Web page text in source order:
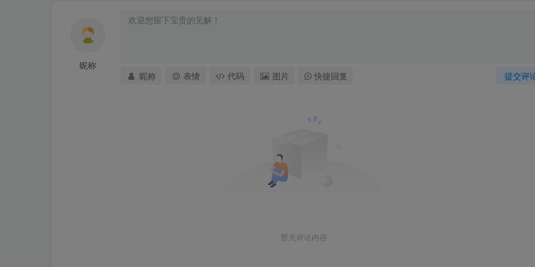
昵称
提交评
昵称 表情 代码 图片 快捷回复
暂无评论内容